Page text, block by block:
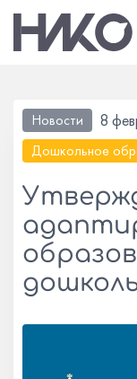
Новости 8
Дошкольное